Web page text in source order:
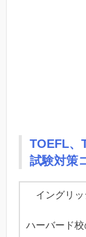
TOEFL、
試験対策
イングリッ
ハーバード